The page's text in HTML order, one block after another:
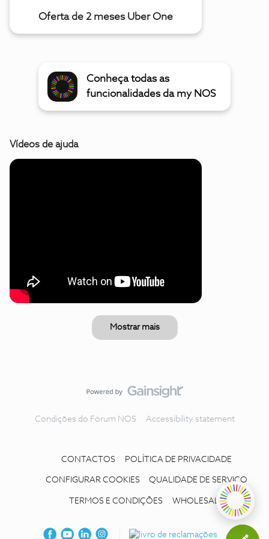
Oferta de 2 meses Uber One
Conheça todas as
funcionalidades da my NOS
Vídeos de ajuda
Mostrar mais
Condições do Fórum NOS Accessibility statement
CONTACTOS POLÍTICA DE PRIVACIDADE
CONFIGURAR COOKIES QUALIDADE DE SERVIÇO
TERMOS E CONDIÇÕES WHOLESALE